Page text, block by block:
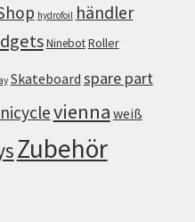
hydrofoil händler
NinebotRoller
Skateboard spare part
vienna weiß
Zubehör